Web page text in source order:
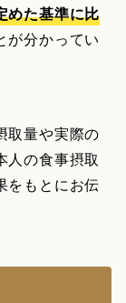
めた基準に比
が分かってい
取量や実際の
人の食事摂取
をもとにお伝